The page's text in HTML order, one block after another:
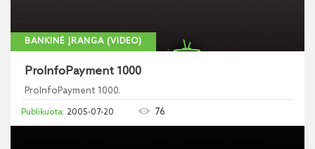
BANKINĖ ĮRANGA (VIDEO)
ProInfoPayment 1000
ProInfoPayment 1000.
2005-07-20 76